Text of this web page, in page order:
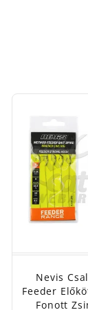
Nevis
Feeder
Fonott